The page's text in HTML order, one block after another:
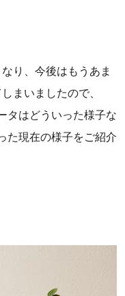
り、今後はもうあま
まいましたので、
タはどういった様子な
た現在の様子をご紹介